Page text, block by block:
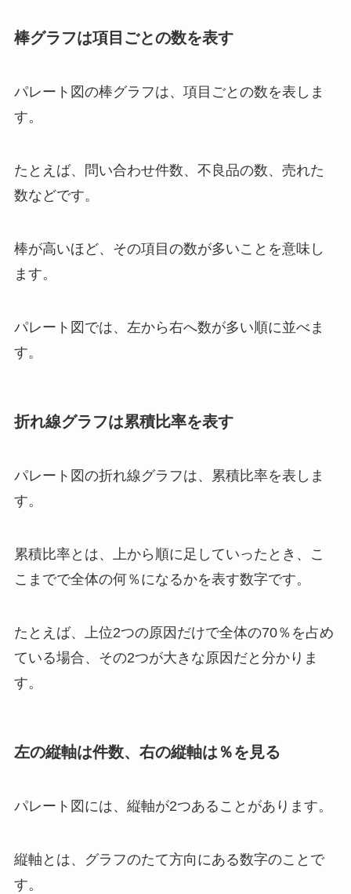
棒グラフは項目ごとの数を表す
パレート図の棒グラフは、項目ごとの数を表しま
す。
たとえば、問い合わせ件数、不良品の数、売れた
数などです。
棒が高いほど、その項目の数が多いことを意味し
ます。
パレート図では、左から右へ数が多い順に並べま
す。
折れ線グラフは累積比率を表す
パレート図の折れ線グラフは、累積比率を表しま
す。
累積比率とは、上から順に足していったとき、こ
こまでで全体の何％になるかを表す数字です。
たとえば、上位2つの原因だけで全体の70％を占め
ている場合、その2つが大きな原因だと分かりま
す。
左の縦軸は件数、右の縦軸は％を見る
パレート図には、縦軸が2つあることがあります。
縦軸とは、グラフのたて方向にある数字のことで
す。